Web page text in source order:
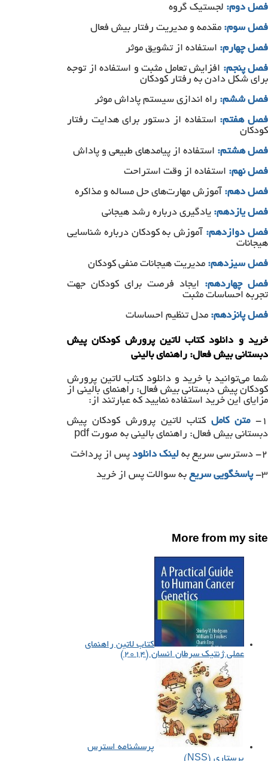
فصل دوم: لجستیک گروه
فصل سوم: مقدمه و مدیریت رفتار بیش فعال
فصلچهارم: استفاده از تشویق موثر
فصل پنجم: افزایش تعامل مثبت و استفاده از توجه
برای شکل دادن به رفتار کودکان
فصل ششم: راه اندازی سیستم پاداش موثر
فصل هفتم: استفاده از دستور برای هدایت رفتار
کودکان
فصل هشتم: استفاده از پیامدهای طبیعی و پاداش
فصل نهم: استفاده از وقت استراحت
فصل دهم: آموزش مهارت‌های حل مساله و مذاکره
فصل یازدهم: یادگیری درباره رشد هیجانی
فصل دوازدهم: آموزش به کودکان درباره شناسایی
هیجانات
فصل سیزدهم: مدیریت هیجانات منفی کودکان
فصل چهاردهم: ایجاد فرصت برای کودکان جهت
تجربه احساسات مثبت
فصل پانزدهم: مدل تنظیم احساسات
خرید و دانلود کتاب لاتین پرورش کودکان پیش
دبستانی بیش فعال: راهنمای بالینی
شما می‌توانید با خرید و دانلود کتاب لاتین پرورش
کودکان پیش دبستانی بیش فعال: راهنمای بالینی از
مزایای این خرید استفاده نمایید که عبارتند از:
۱-
متن کامل کتاب لاتین پرورش کودکان پیش
دبستانی بیش فعال: راهنمای بالینی به صورت pdf
۲- دسترسی سریع به
لینک دانلود پس از پرداخت
۳-
پاسخگویی سریع به سوالات پس از خرید
More from my site
کتاب لاتین راهنمای
عملی ژنتیک سرطان انسان (۲۰۱۴)
پرسشنامه استرس
پرستاری (NSS)